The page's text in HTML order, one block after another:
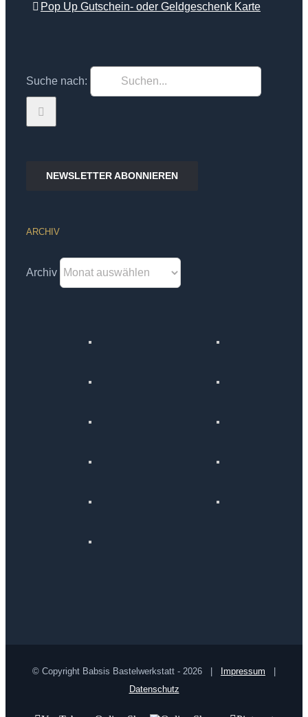
Pop Up Gutschein- oder Geldgeschenk Karte
Suche nach:
NEWSLETTER ABONNIEREN
ARCHIV
Archiv
© Copyright Babsis Bastelwerkstatt - 2026 | Impressum
Datenschutz